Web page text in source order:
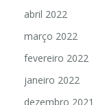
abril 2022
março 2022
fevereiro 2022
janeiro 2022
dezembro 2021